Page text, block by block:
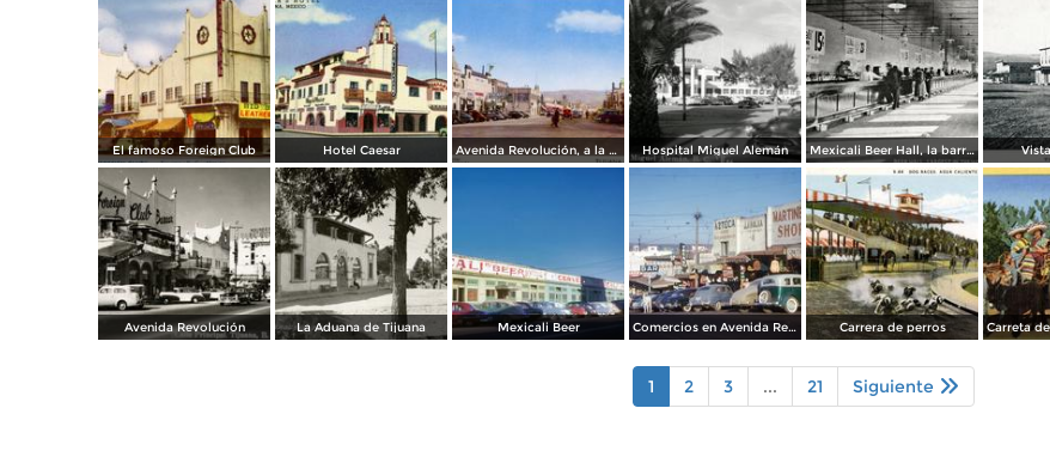
El famoso Foreign Club Hotel Caesar Avenida Revolución, a la entrada Hospital Miguel Alemán Mexicali Beer Hall, la barra más grande del mundo
Avenida Revolución La Aduana de Tijuana Mexicali Beer Comercios en Avenida Revolución Carrera de perros
1 2 3 ... 21 Siguiente